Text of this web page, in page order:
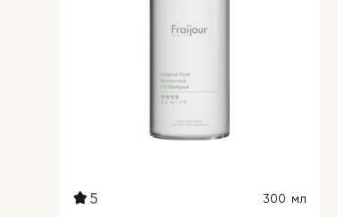
5 300 мл